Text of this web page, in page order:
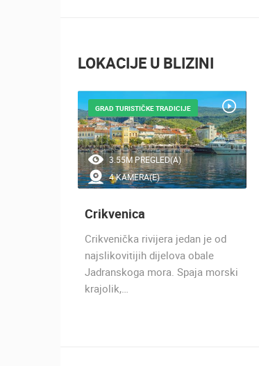
LOKACIJE U BLIZINI
3.55M PREGLED(A)
4 KAMERA(E)
GRAD TURISTIČKE TRADICIJE
Crikvenica
Crikvenička rivijera jedan je od
najslikovitijih dijelova obale
Jadranskoga mora. Spaja morski
krajolik,…